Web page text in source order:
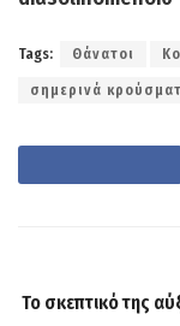
Tags: Θάνατοι
σημερινά
To σκεπτικό της